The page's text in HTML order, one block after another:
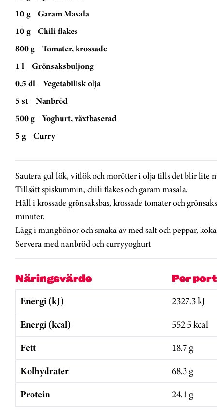
10 g
Garam Masala
10 g
Chili flakes
800 g
Tomater, krossade
1 l
Grönsaksbuljong
0,5 dl
Vegetabilisk olja
5 st
Nanbröd
500 g
Yoghurt, växtbaserad
5 g
Curry
Sautera gul lök, vitlök och morötter i olja tills det blir lite
Tillsätt spiskummin, chili flakes och garam masala.
Häll i krossade grönsaksbas, krossade tomater och
minuter.
Lägg i mungbönor och smaka av med salt och peppar,
Servera med nanbröd och curryyoghurt
Näringsvärde Per
Energi (kJ)
2327.3 kJ
Energi (kcal)
552.5 kcal
Fett
18.7 g
Kolhydrater
68.3 g
Protein
24.1 g